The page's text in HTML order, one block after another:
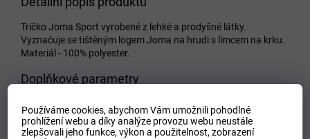
Používáme cookies, abychom Vám umožnili pohodlné
prohlížení webu a díky analýze provozu webu neustále
zlepšovali jeho funkce, výkon a použitelnost,zobrazení
Tričko Joma Sport vyrobené z lehké a prodyšné látky.
Vyznačuje se tištěným logem Joma na hrudi s límcem na krku.
Materiál - 100% polyester.
Doplňkové parametry
Kategorie
Pánské trika
EAN:
Zvolte variantu